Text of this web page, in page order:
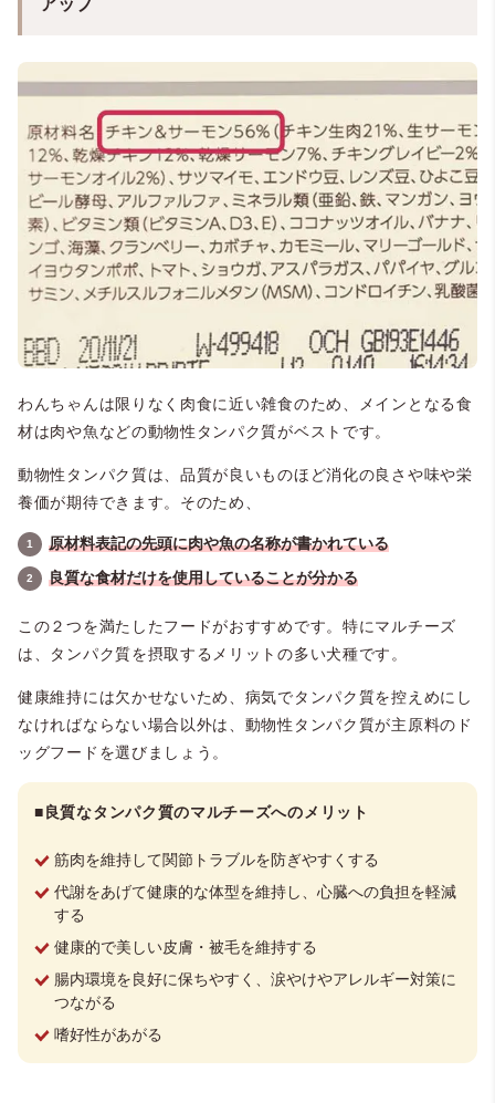
わんちゃんは限りなく肉食に近い雑食のため、メインとなる食
材は肉や魚などの動物性タンパク質がベストです。
動物性タンパク質は、品質が良いものほど消化の良さや味や栄
養価が期待できます。そのため、
原材料表記の先頭に肉や魚の名称が書かれている
良質な食材だけを使用していることが分かる
この２つを満たしたフードがおすすめです。特にマルチーズ
は、タンパク質を摂取するメリットの多い犬種です。
健康維持には欠かせないため、病気でタンパク質を控えめにし
なければならない場合以外は、動物性タンパク質が主原料のド
ッグフードを選びましょう。
■良質なタンパク質のマルチーズへのメリット
筋肉を維持して関節トラブルを防ぎやすくする
代謝をあげて健康的な体型を維持し、心臓への負担を軽減
する
健康的で美しい皮膚・被毛を維持する
腸内環境を良好に保ちやすく、涙やけやアレルギー対策に
つながる
嗜好性があがる